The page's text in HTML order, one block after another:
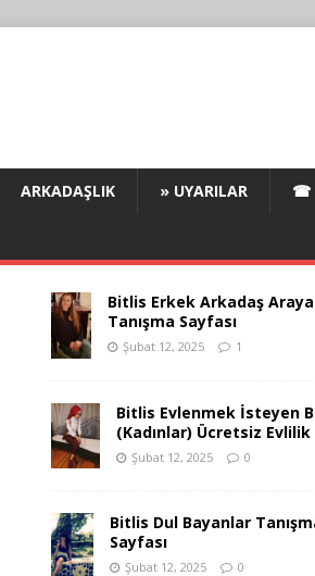
ARKADAŞLIK » UYARILAR ☎
Bitlis Erkek Arkadaş
Tanışma Sayfası
Şubat 12, 2025 1
Bitlis Evlenmek İsteyen
(Kadınlar) Ücretsiz Evlilik
Şubat 12, 2025 0
Bitlis Dul Bayanlar
Sayfası
Şubat 12, 2025 0